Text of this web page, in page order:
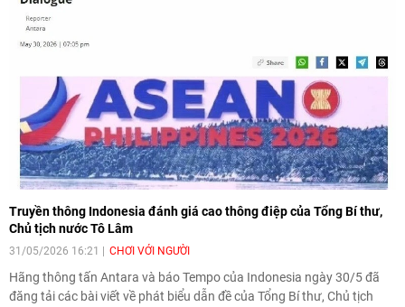
trong cuộc trao đổi với phóng viên tại Kuala Lumpur ngày 1/6.
Truyền thông Indonesia đánh giá cao thông điệp của Tổng Bí thư,
Chủ tịch nước Tô Lâm
31/05/2026 16:21 CHƠI VỚI NGƯỜI
Hãng thông tấn Antara và báo Tempo của Indonesia ngày 30/5 đã
đăng tải các bài viết về phát biểu dẫn đề của Tổng Bí thư, Chủ tịch